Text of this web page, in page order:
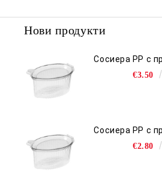
Нови продукти
Сосиера PP с
€3.50
Сосиера PP с
€2.80